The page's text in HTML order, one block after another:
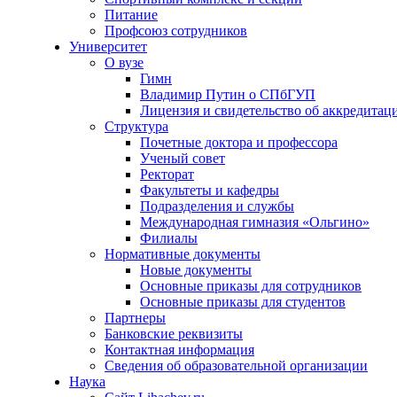
Питание
Профсоюз сотрудников
Университет
О вузе
Гимн
Владимир Путин о СПбГУП
Лицензия и свидетельство об
Структура
Почетные доктора и профессора
Ученый совет
Ректорат
Факультеты и кафедры
Подразделения и службы
Международная гимназия «Ольгино»
Филиалы
Нормативные документы
Новые документы
Основные приказы для сотрудников
Основные приказы для студентов
Партнеры
Банковские реквизиты
Контактная информация
Сведения об образовательной организации
Наука